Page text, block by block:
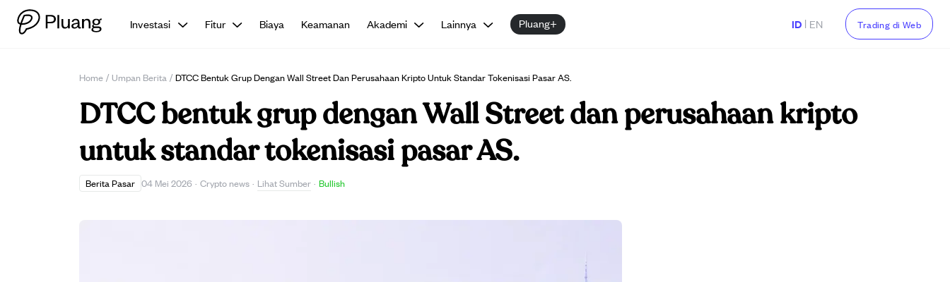
Investasi Fitur Biaya Keamanan Akademi Lainnya Pluang+ ID | EN Trading di Web
Home / Umpan Berita / DTCC Bentuk Grup Dengan Wall Street Dan Perusahaan Kripto Untuk Standar Tokenisasi Pasar AS.
DTCC bentuk grup dengan Wall Street dan perusahaan kripto
untuk standar tokenisasi pasar AS.
Berita Pasar 04 Mei 2026 · Crypto news · Lihat Sumber · Bullish